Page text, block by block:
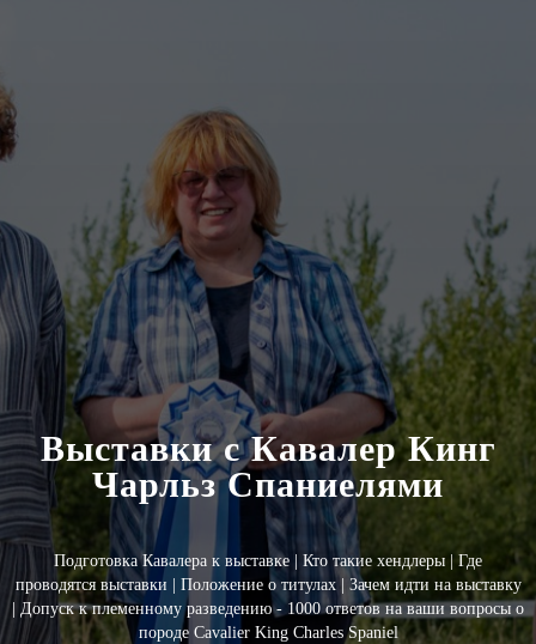
Выставки с Кавалер Кинг
Чарльз Спаниелями
Подготовка Кавалера к выставке | Кто такие хендлеры | Где
проводятся выставки | Положение о титулах | Зачем идти на выставку
| Допуск к племенному разведению - 1000 ответов на ваши вопросы о
породе Cavalier King Charles Spaniel